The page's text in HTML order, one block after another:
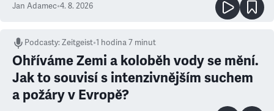
Jan Adamec•4. 8. 2026
Podcasty:Zeitgeist•1 hodina 7 minut
Ohříváme Zemi a koloběh vody se mění.
Jak to souvisí s intenzivnějším suchem
a požáry v Evropě?